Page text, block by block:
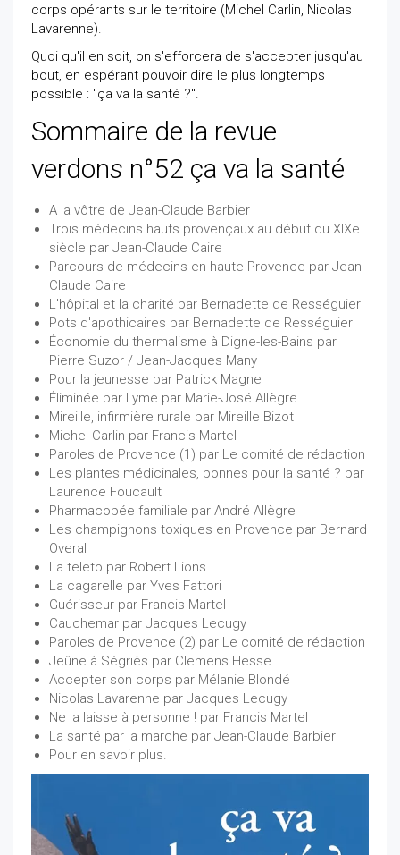
corps opérants sur le territoire (Michel Carlin, Nicolas
Lavarenne).
Quoi qu'il en soit, on s'efforcera de s'accepter jusqu'au
bout, en espérant pouvoir dire le plus longtemps
possible : "ça va la santé ?".
Sommaire de la revue
verdons n°52 ça va la santé
A la vôtre de Jean-Claude Barbier
Trois médecins hauts provençaux au début du XIXe
siècle par Jean-Claude Caire
Parcours de médecins en haute Provence par Jean-
Claude Caire
L'hôpital et la charité par Bernadette de Rességuier
Pots d'apothicaires par Bernadette de Rességuier
Économie du thermalisme à Digne-les-Bains par
Pierre Suzor / Jean-Jacques Many
Pour la jeunesse par Patrick Magne
Éliminée par Lyme par Marie-José Allègre
Mireille, infirmière rurale par Mireille Bizot
Michel Carlin par Francis Martel
Paroles de Provence (1) par Le comité de rédaction
Les plantes médicinales, bonnes pour la santé ? par
Laurence Foucault
Pharmacopée familiale par André Allègre
Les champignons toxiques en Provence par Bernard
Overal
La teleto par Robert Lions
La cagarelle par Yves Fattori
Guérisseur par Francis Martel
Cauchemar par Jacques Lecugy
Paroles de Provence (2) par Le comité de rédaction
Jeûne à Ségriès par Clemens Hesse
Accepter son corps par Mélanie Blondé
Nicolas Lavarenne par Jacques Lecugy
Ne la laisse à personne ! par Francis Martel
La santé par la marche par Jean-Claude Barbier
Pour en savoir plus.